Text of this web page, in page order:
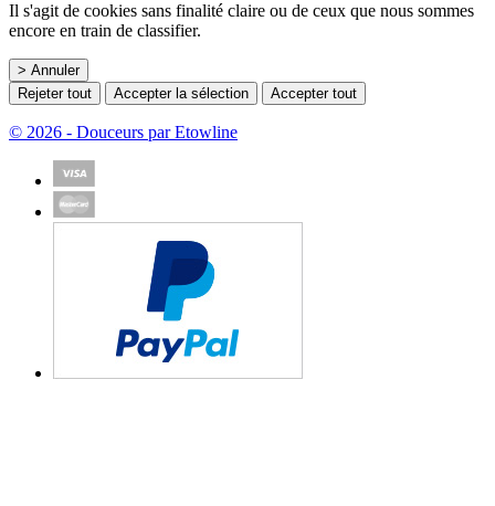
Il s'agit de cookies sans finalité claire ou de ceux que nous sommes
encore en train de classifier.
> Annuler
Rejeter tout
Accepter la sélection Accepter tout
© 2026 - Douceurs par Etowline